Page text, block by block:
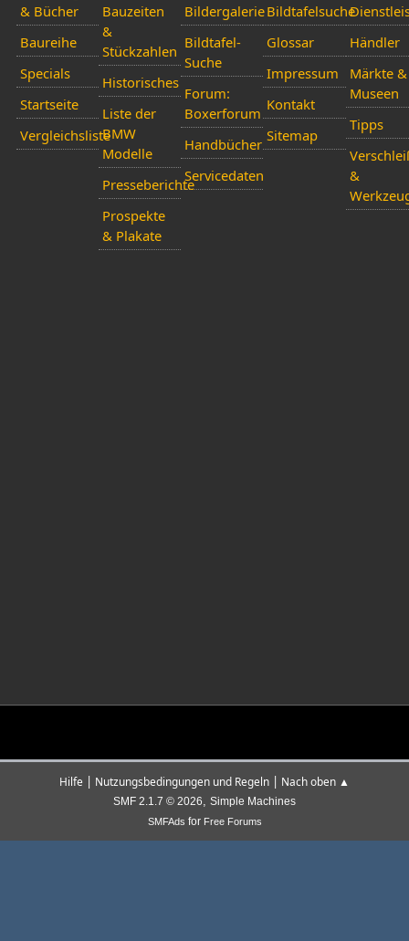
& Bücher
Baureihe
Specials
Startseite
Vergleichsliste
Bauzeiten
&
Stückzahlen
Historisches
Liste der
BMW
Modelle
Presseberichte
Prospekte
& Plakate
Bildergalerie
Bildtafel-
Suche
Forum:
Boxerforum
Handbücher
Servicedaten
Bildtafelsuche
Glossar
Impressum
Kontakt
Sitemap
Händler
Märkte &
Museen
Tipps
&
Hilfe | Nutzungsbedingungen und Regeln | Nach oben ▲
SMF 2.1.7 © 2026, Simple Machines
SMFAds for Free Forums